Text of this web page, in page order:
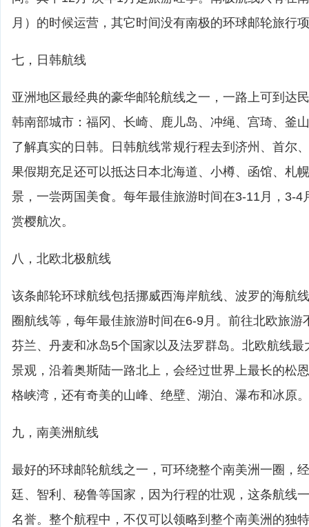
月）的时候运营，其它时间没有南极的环球邮轮旅行
七，日韩航线
亚洲地区最经典的豪华邮轮航线之一，一路上可到达
韩南部城市：福冈、长崎、鹿儿岛、冲绳、宫琦、釜
了解真实的日韩。日韩航线常规行程去到济州、首尔
果假期充足还可以抵达日本北海道、小樽、函馆、札
景，一尝两国美食。每年最佳旅游时间在3-11月，3-4
赏樱航次。
八，北欧北极航线
该条邮轮环球航线包括挪威西海岸航线、波罗的海航
圈航线等，每年最佳旅游时间在6-9月。前往北欧旅游
芬兰、丹麦和冰岛5个国家以及法罗群岛。北欧航线
景观，沿着奥斯陆一路北上，会经过世界上最长的松
格峡湾，还有奇美的山峰、绝壁、湖泊、瀑布和冰原。
九，南美洲航线
最好的环球邮轮航线之一，可环绕整个南美洲一圈，
廷、智利、秘鲁等国家，因为行程的壮观，这条航线
名誉。整个航程中，不仅可以领略到整个南美洲的独